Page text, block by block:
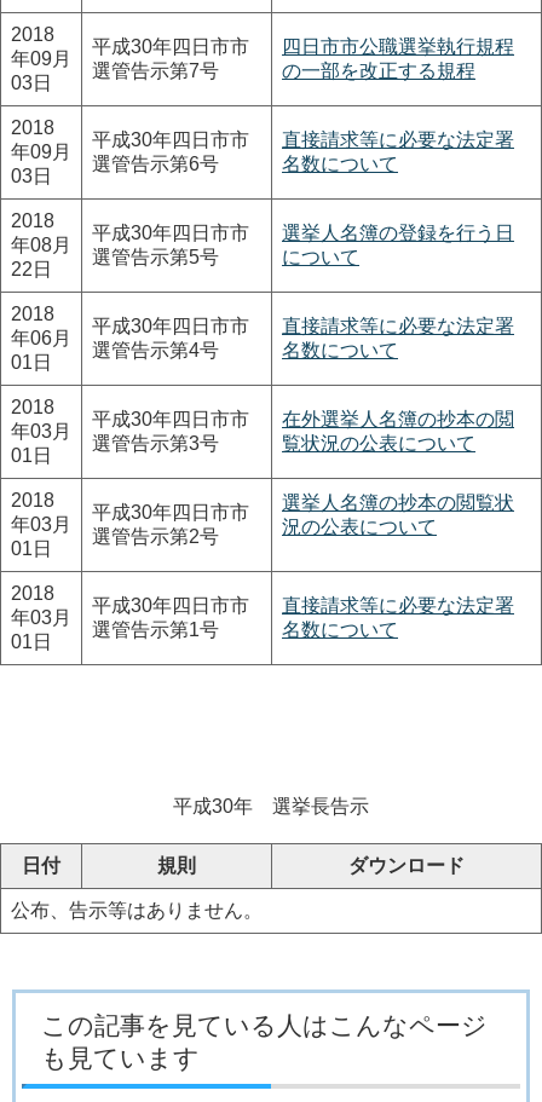
2018
年09月
03日
平成30年四日市市
選管告示第7号
四日市市公職選挙執行規程
の一部を改正する規程
2018
年09月
03日
平成30年四日市市
選管告示第6号
直接請求等に必要な法定署
名数について
2018
年08月
22日
平成30年四日市市
選管告示第5号
選挙人名簿の登録を行う日
について
2018
年06月
01日
平成30年四日市市
選管告示第4号
直接請求等に必要な法定署
名数について
2018
年03月
01日
平成30年四日市市
選管告示第3号
在外選挙人名簿の抄本の閲
覧状況の公表について
2018
年03月
01日
平成30年四日市市
選管告示第2号
選挙人名簿の抄本の閲覧状
況の公表について
2018
年03月
01日
平成30年四日市市
選管告示第1号
直接請求等に必要な法定署
名数について
平成30年 選挙長告示
日付 規則 ダウンロード
公布、告示等はありません。
この記事を見ている人はこんなページ
も見ています